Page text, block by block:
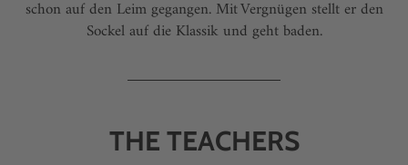
schon auf den Leim gegangen. Mit Vergnügen stellt er den
Sockel auf die Klassik und geht baden.
THE TEACHERS